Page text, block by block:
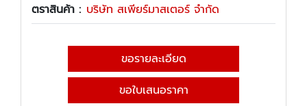
ตราสินค้า : บริษัท สเพียร์มาสเตอร์ จำกัด
ขอรายละเอียด
ขอใบเสนอราคา